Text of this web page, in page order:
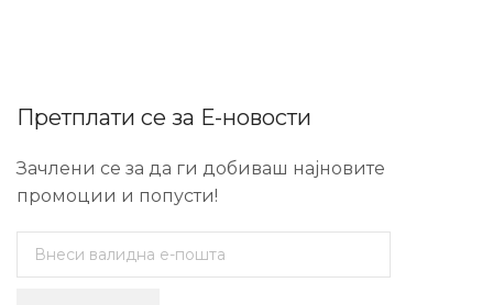
Претплати се за Е-новости
Зачлени се за да ги добиваш најновите
промоции и попусти!